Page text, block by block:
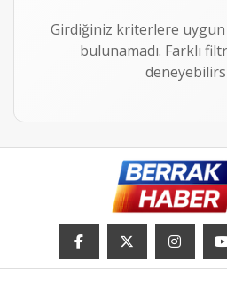
Girdiğiniz kriterlere
bulunamadı. Farklı